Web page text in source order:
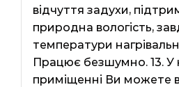
відчуття задухи,
природна вологість,
температури
Працює безшумно. 13.
приміщенні Ви можете